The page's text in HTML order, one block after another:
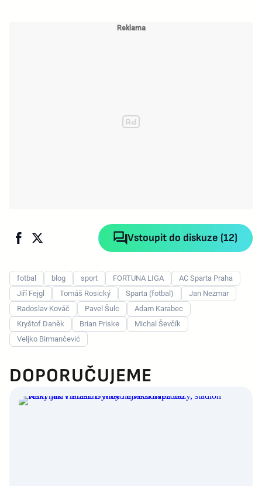
Vstoupit do diskuze (12)
fotbal blog sport FORTUNA LIGA
AC Sparta Praha
Jiří Fejgl
Tomáš Rosický Sparta (fotbal)
Jan Nezmar
Radoslav Kováč
Pavel Šulc
Adam Karabec
Kryštof Daněk
Brian Priske
Michal Ševčík
Veljko Birmančević
DOPORUČUJEME